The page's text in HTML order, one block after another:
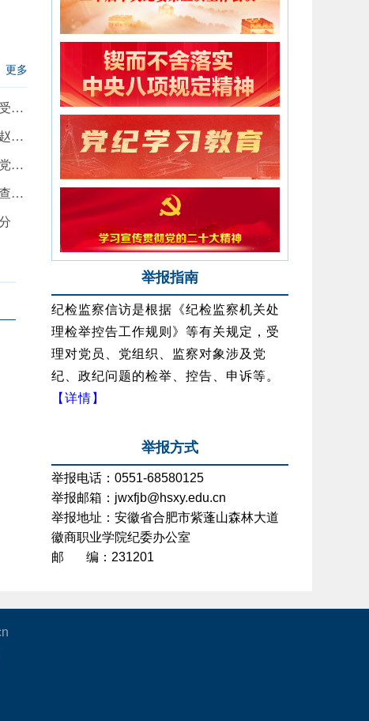
更多
芜湖市湾沚区人大常委会原四级调研员王明玉接受纪律审查和监...
安徽省黄山市委原常委、市政府原常务副市长王赵春接受纪律审...
中央宣传部原副部长，原国家新闻出版广电总局党组书记、局长...
合肥市城乡建设局四级调研员戴绍麒接受纪律审查和监察调查
举报指南
纪检监察信访是根据《纪检监察机关处
理检举控告工作规则》等有关规定，受
理对党员、党组织、监察对象涉及党
纪、政纪问题的检举、控告、申诉等。
【详情】
举报方式
举报电话： 0551-68580125
举报邮箱：jwxfjb@hsxy.edu.cn
举报地址：安徽省合肥市紫蓬山森林大道
徽商职业学院纪委办公室
邮 编：231201